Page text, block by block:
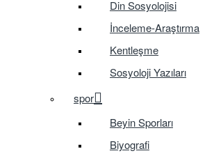
Din Sosyolojisi
İnceleme-Araştırma
Kentleşme
Sosyoloji Yazıları
spor
Beyin Sporları
Biyografi